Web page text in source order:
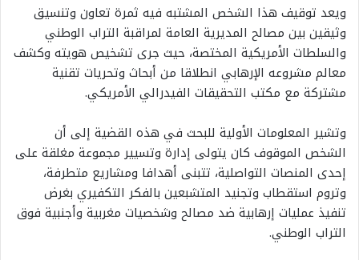
ويعد توقيف هذا الشخص المشتبه فيه ثمرة تعاون وتنسيق
وثيقين بين مصالح المديرية العامة لمراقبة التراب الوطني
والسلطات الأمريكية المختصة، حيث جرى تشخيص هويته وكشف
معالم مشروعه الإرهابي انطلاقا من أبحاث وتحريات تقنية
مشتركة مع مكتب التحقيقات الفيدرالي الأمريكي.
وتشير المعلومات الأولية للبحث في هذه القضية إلى أن
الشخص الموقوف كان يتولى إدارة وتسيير مجموعة مغلقة على
إحدى المنصات التواصلية، تتبنى أهدافا ومشاريع متطرفة،
وتروم استقطاب وتجنيد المتشبعين بالفكر التكفيري بغرض
تنفيذ عمليات إرهابية ضد مصالح وشخصيات مغربية وأجنبية فوق
التراب الوطني.